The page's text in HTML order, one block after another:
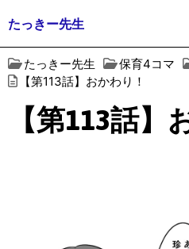
たっきー先生
たっきー先生 保育4コマ
【第113話】おかわり！
【第113話】